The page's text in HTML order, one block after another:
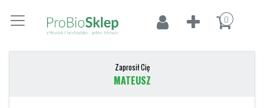
0
Zaprosił Cię
MATEUSZ